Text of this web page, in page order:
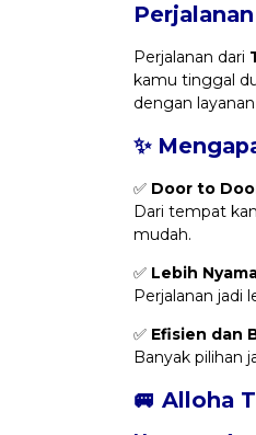
Perjalanan dari
kamu tinggal
dengan
✨
✅ Door to
Dari tempat
mudah.
✅ Lebih
Perjalanan jadi
✅ Efisien dan
Banyak pilihan
🚐 Alloha